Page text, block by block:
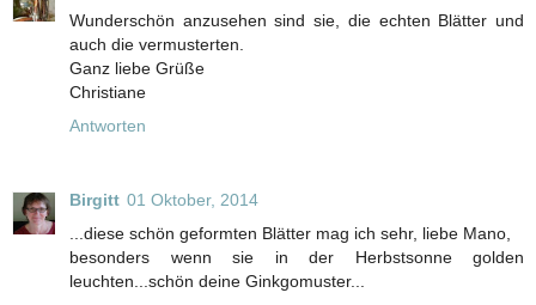
Wunderschön anzusehen sind sie, die echten Blätter und
auch die vermusterten.
Ganz liebe Grüße
Christiane
Antworten
Birgitt 01 Oktober, 2014
...diese schön geformten Blätter mag ich sehr, liebe Mano,
besonders wenn sie in der Herbstsonne golden
leuchten...schön deine Ginkgomuster...